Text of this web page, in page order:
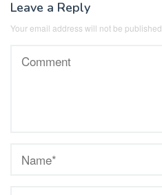
Leave a Reply
Your email address will not be published.